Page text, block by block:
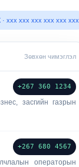
· xxx xxx xxx xxx xxx xxx
Зөвхөн чимэглэл
+267 360 1234
засгийн газрын
+267 680 4567
операторын